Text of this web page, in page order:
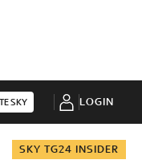
SKY LOGIN
SKY TG24 INSIDER